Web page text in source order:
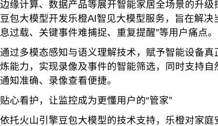
边缘计算、数据产品等展开智能家居全场景的升
豆包大模型开发乐橙AI智见大模型服务，旨在解决
息过载、关键事件难捕捉、重复提醒”等用户痛点。
通过多模态感知与语义理解技术，赋予智能设备
炼能力，实现录像及事件的智能筛选，同时支持
通知准确、录像查看便捷。
贴心看护，让监控成为更懂用户的“管家”
依托火山引擎豆包大模型的技术支持，乐橙对家